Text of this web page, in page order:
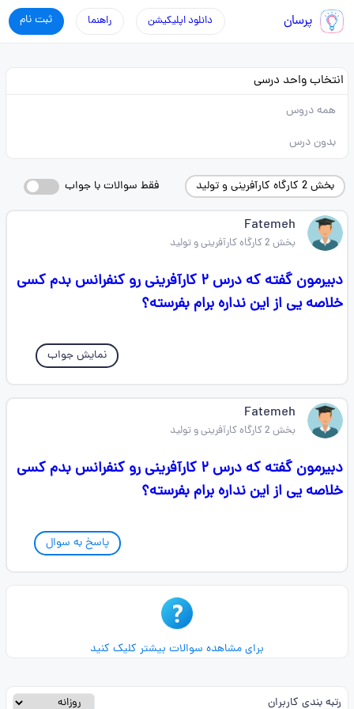
پرسان ثبت نام راهنما دانلود اپلیکیشن
انتخاب واحد درسی
همه دروس
بدون درس
بخش 2 کارگاه کارآفرینی و تولید فقط سوالات با جواب
Fatemeh
بخش 2 کارگاه کارآفرینی و تولید
دبیرمون گفته که درس ۲ کارآفرینی رو کنفرانس بدم کسی
خلاصه ‌یی از این نداره برام بفرسته؟
نمایش جواب
Fatemeh
بخش 2 کارگاه کارآفرینی و تولید
دبیرمون گفته که درس ۲ کارآفرینی رو کنفرانس بدم کسی
خلاصه ‌یی از این نداره برام بفرسته؟
پاسخ به سوال
برای مشاهده سوالات بیشتر کلیک کنید
رتبه بندی کاربران